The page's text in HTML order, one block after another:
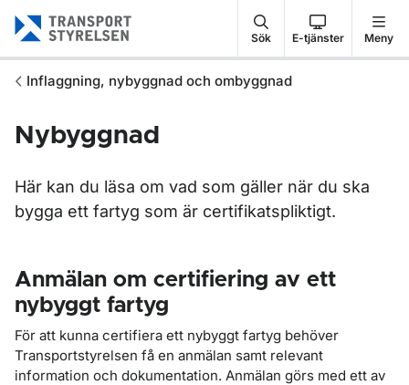
Gå till sidans innehåll Sök E-tjänster Meny
Inflaggning, nybyggnad och ombyggnad
Nybyggnad
Här kan du läsa om vad som gäller när du ska
bygga ett fartyg som är certifikatspliktigt.
Anmälan om certifiering av ett
nybyggt fartyg
För att kunna certifiera ett nybyggt fartyg behöver
Transportstyrelsen få en anmälan samt relevant
information och dokumentation. Anmälan görs med ett av